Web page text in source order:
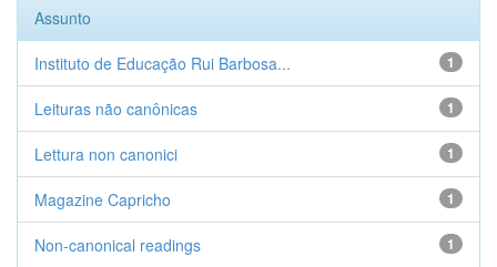
Assunto
1
Instituto de Educação Rui Barbosa...
1
Leituras não canônicas
1
Lettura non canonici
1
Magazine Capricho
1
Non-canonical readings